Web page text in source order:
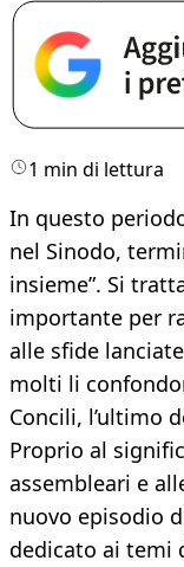
1 min di lettura
In questo
nel Sinodo,
insieme”. Si
importante per
alle sfide
molti li
Concili, l’ultimo
Proprio al
assembleari e
nuovo episodio
dedicato ai temi